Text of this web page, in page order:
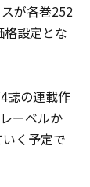
が各巻252
設定とな
誌の連載作
ーベルか
く予定で